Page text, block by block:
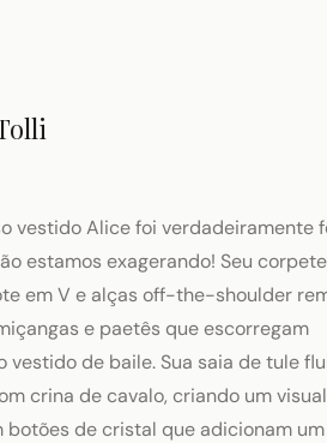
vestido Alice foi verdadeiramente
estamos exagerando! Seu
em V e alças off-the-shoulder
e paetês que escorregam
vestido de baile. Sua saia de tule
crina de cavalo, criando um visual
botões de cristal que adicionam